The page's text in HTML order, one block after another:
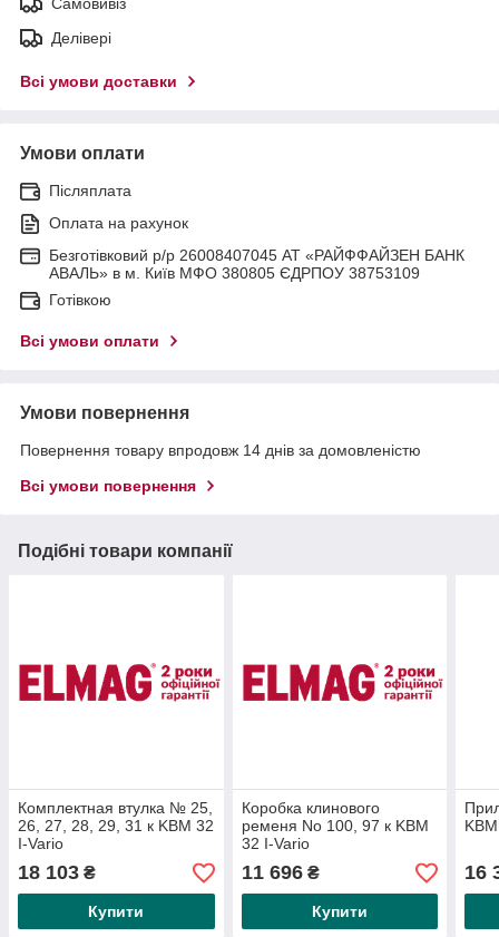
Делівері
Всі умови доставки
Умови оплати
Післяплата
Оплата на рахунок
Безготівковий р/р 26008407045 АТ «РАЙФФАЙЗЕН БАНК
АВАЛЬ» в м. Київ МФО 380805 ЄДРПОУ 38753109
Готівкою
Всі умови оплати
Умови повернення
Повернення товару впродовж 14 днів за домовленістю
Всі умови повернення
Подібні товари компанії
Комплектная втулка № 25,
26, 27, 28, 29, 31 к KBM 32
I-Vario
18 103 ₴
Купити
Коробка клинового
ременя No 100, 97 к KBM
32 I-Vario
11 696₴
Купити
16